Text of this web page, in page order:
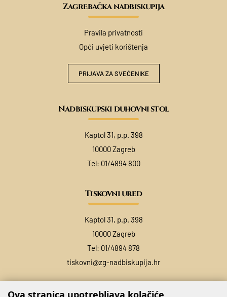
Zagrebačka nadbiskupija
Pravila privatnosti
Opći uvjeti korištenja
PRIJAVA ZA SVEĆENIKE
Nadbiskupski duhovni stol
Kaptol 31, p.p. 398
10000 Zagreb
Tel: 01/4894 800
Tiskovni ured
Kaptol 31, p.p. 398
10000 Zagreb
Tel: 01/4894 878
tiskovni@zg-nadbiskupija.hr
Ova stranica upotrebljava kolačiće